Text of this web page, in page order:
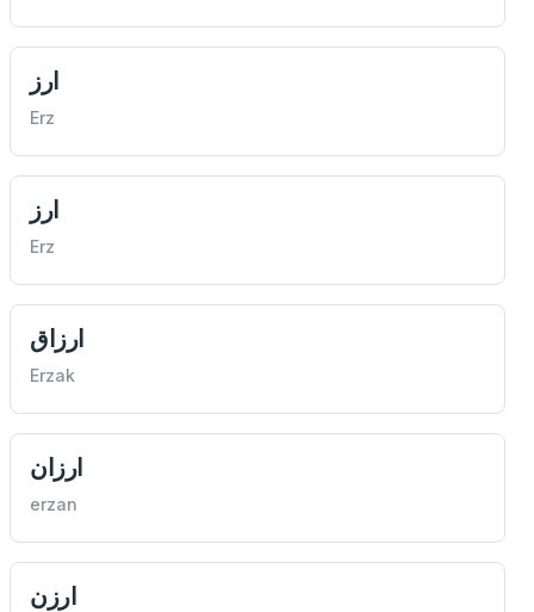
ارز
Erz
ارز
Erz
ارزاق
Erzak
ارزان
erzan
ارزن